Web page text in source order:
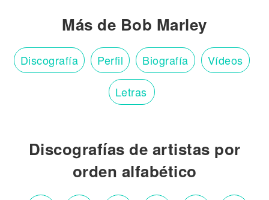
Más de Bob Marley
Discografía Perfil Biografía Vídeos
Letras
Discografías de artistas por
orden alfabético